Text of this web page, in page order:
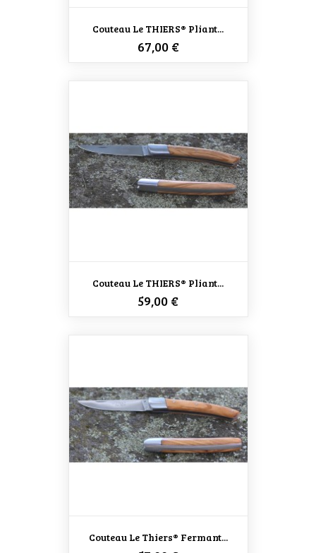
Couteau Le THIERS® Pliant...
Prix
67,00 €
Couteau Le THIERS® Pliant...
Prix
59,00 €
Couteau Le Thiers® Fermant...